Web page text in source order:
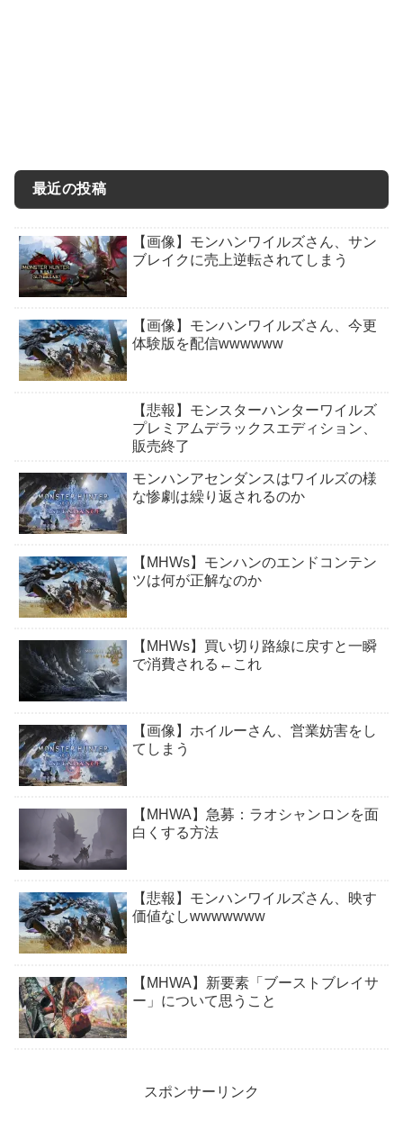
最近の投稿
【画像】モンハンワイルズさん、サン
ブレイクに売上逆転されてしまう
【画像】モンハンワイルズさん、今更
体験版を配信wwwwww
【悲報】モンスターハンターワイルズ
プレミアムデラックスエディション、
販売終了
モンハンアセンダンスはワイルズの様
な惨劇は繰り返されるのか
【MHWs】モンハンのエンドコンテン
ツは何が正解なのか
【MHWs】買い切り路線に戻すと一瞬
で消費される←これ
【画像】ホイルーさん、営業妨害をし
てしまう
【MHWA】急募：ラオシャンロンを面
白くする方法
【悲報】モンハンワイルズさん、映す
価値なしwwwwwww
【MHWA】新要素「ブーストブレイサ
ー」について思うこと
スポンサーリンク